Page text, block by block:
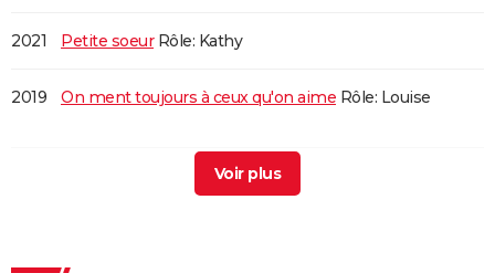
2021 Petite soeur Rôle: Kathy
2019 On ment toujours à ceux qu'on aime Rôle: Louise
Rôle: la mère